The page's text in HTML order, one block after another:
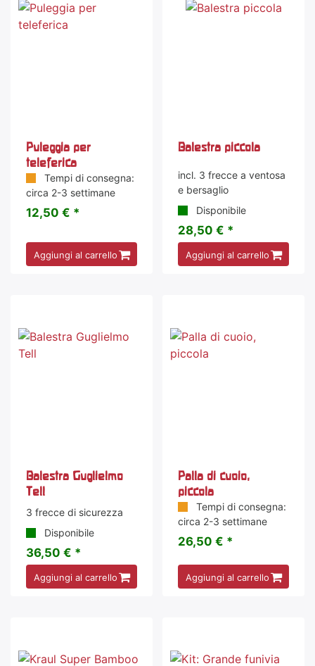
Puleggia per
teleferica
Tempi di consegna:
circa 2-3 settimane
12,50 € *
Aggiungi al carrello
Balestra piccola
incl. 3 frecce a ventosa
e bersaglio
Disponibile
28,50 € *
Aggiungi al carrello
Balestra Guglielmo
Tell
3 frecce di sicurezza
Disponibile
36,50 € *
Aggiungi al carrello
Palla di cuoio,
piccola
Tempi di consegna:
circa 2-3 settimane
26,50 € *
Aggiungi al carrello